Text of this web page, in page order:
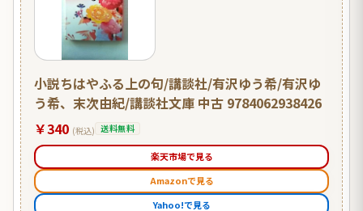
小説ちはやふる上の句/講談社/有沢ゆう希/有沢ゆ
う希、末次由紀/講談社文庫 中古 9784062938426
￥340 (税込) 送料無料
楽天市場で見る
Amazonで見る
Yahoo!で見る